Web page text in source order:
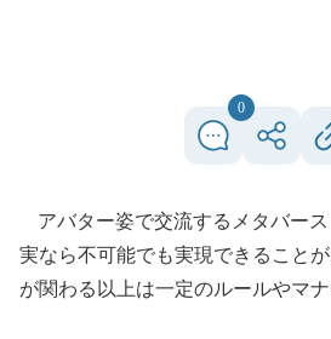
0
アバター姿で交流するメタバー
実なら不可能でも実現できること
が関わる以上は一定のルールやマナ